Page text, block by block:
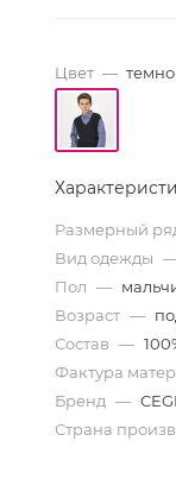
Цвет —
Размерный
Вид одежды
Пол —
Возраст —
Состав —
Фактура
Бренд —
Страна